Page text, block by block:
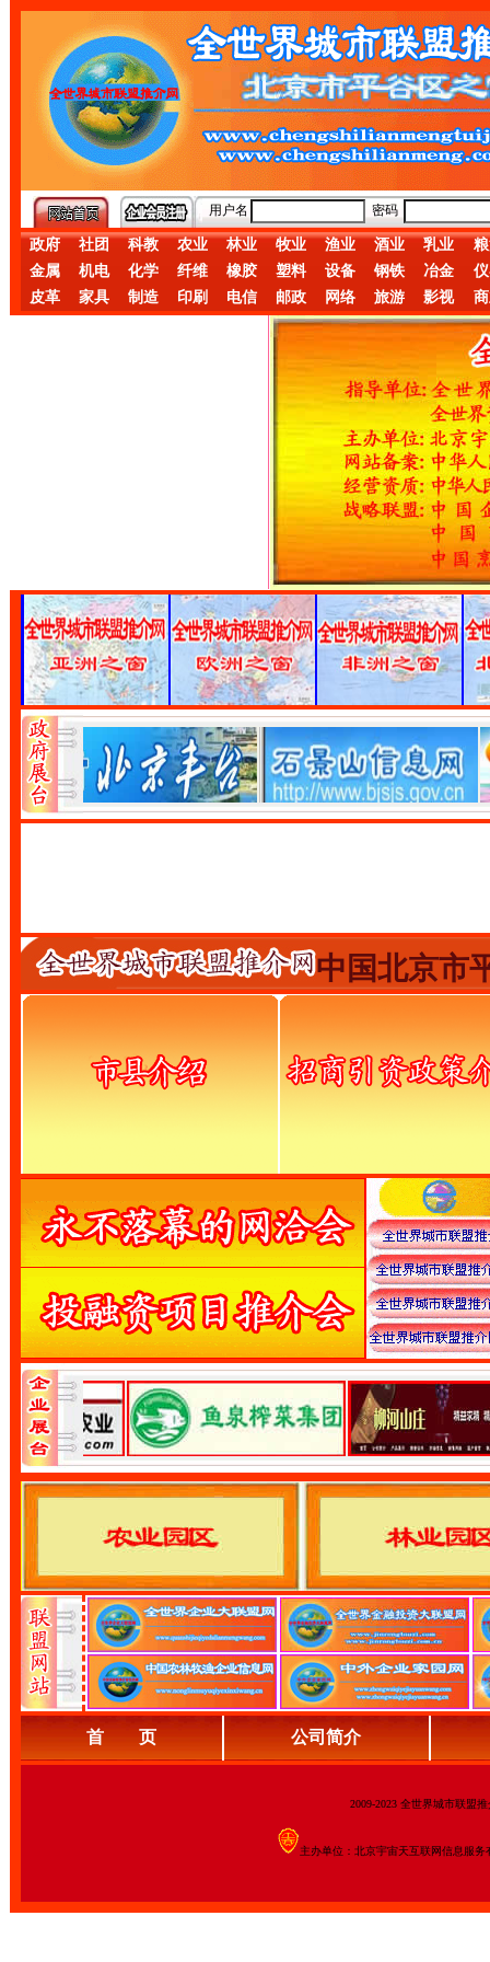
用户名 密码
政府 社团 科教 农业 林业 牧业 渔业 酒业 乳业
金属
机电 化学 纤维 橡胶 塑料 设备 钢铁 冶金
皮革
家具 制造 印刷 电信 邮政 网络 旅游 影视
中国北京市
首 页 公司简介
2009-2023 全世界城市联盟
主办单位：北京宇宙天互联网信息服